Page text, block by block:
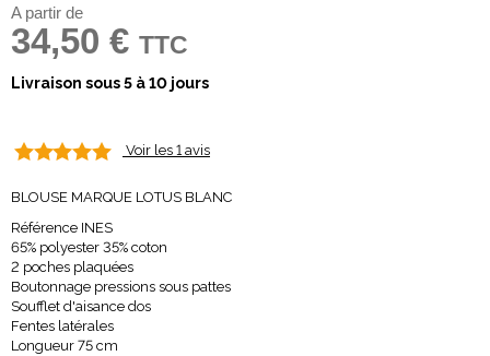
A partir de
34,50 € TTC
Livraison sous 5 à 10 jours
Voir les 1 avis
BLOUSE MARQUE LOTUS BLANC
Référence INES
65% polyester 35% coton
2 poches plaquées
Boutonnage pressions sous pattes
Soufflet d'aisance dos
Fentes latérales
Longueur 75 cm